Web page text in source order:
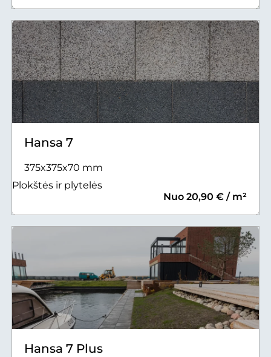
Hansa 7
375x375x70 mm
Plokštės ir plytelės
Nuo 20,90 € / m²
Hansa 7 Plus